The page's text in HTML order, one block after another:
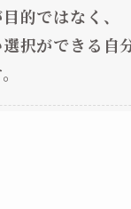
的ではなく、
択ができる自